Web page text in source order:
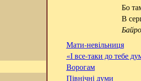
Бо
В
Мати-невільниця
«І все-таки до тебе
Ворогам
Північні думи